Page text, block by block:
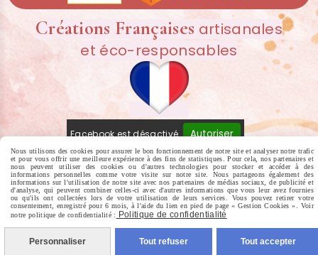
Créations Françaises artisanales
et éco-responsables
Facebook est désactivé. Autoriser
MENTIONS LÉGALES CONDITIONS GÉNÉRALES DE VENTE
POLITIQUE
DE CONFIDENTIALITÉ
GESTION COOKIES MON COMPTE
CRÉER
UN SITE INTERNET
Nous utilisons des cookies pour assurer le bon fonctionnement de notre site et analyser notre trafic
et pour vous offrir une meilleure expérience à des fins de statistiques. Pour cela, nos partenaires et
nous peuvent utiliser des cookies ou d'autres technologies pour stocker et accéder à des
informations personnelles comme votre visite sur notre site. Nous partageons également des
informations sur l'utilisation de notre site avec nos partenaires de médias sociaux, de publicité et
d'analyse, qui peuvent combiner celles-ci avec d'autres informations que vous leur avez fournies
ou qu'ils ont collectées lors de votre utilisation de leurs services. Vous pouvez retirer votre
consentement, enregistré pour 6 mois, à l'aide du lien en pied de page « Gestion Cookies ». Voir
notre politique de confidentialité :
Politique de confidentialité
Personnaliser Tout refuser Tout accepter